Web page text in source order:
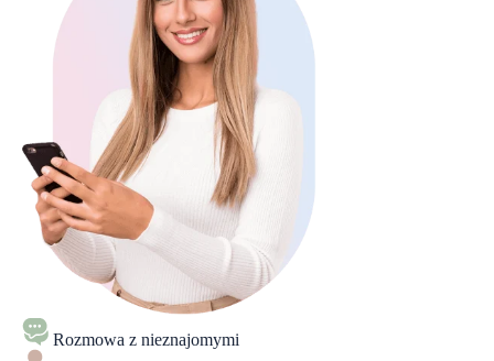
Rozmowa z nieznajomymi